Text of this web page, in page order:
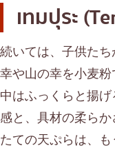
เทมปุระ
続いては、子供た
幸や山の幸を小麦粉
中はふっくらと揚
感と、具材の柔ら
たての天ぷらは、